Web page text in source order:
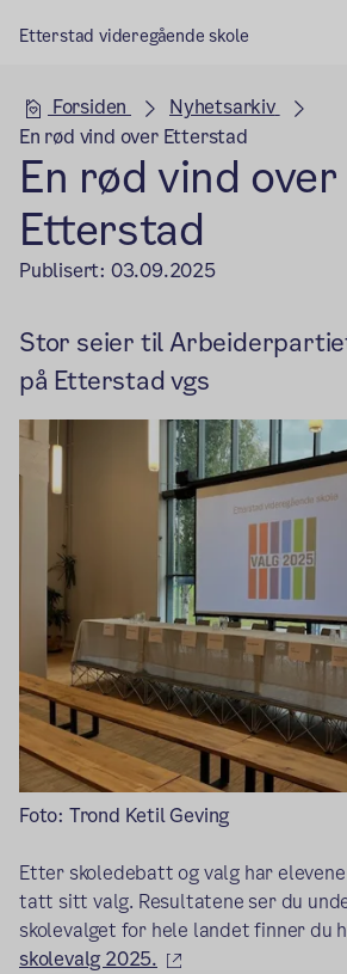
Etterstad videregående skole
Hovedseksjon
Forsiden
Nyhetsarkiv
En rød vind over Etterstad
En rød vind over
Etterstad
Publisert: 03.09.2025
Stor seier til
på Etterstad vgs
Foto: Trond Ketil Geving
Etter skoledebatt og valg har
tatt sitt valg. Resultatene ser du
skolevalget for hele landet finner du
skolevalg 2025.
(ekstern lenke)